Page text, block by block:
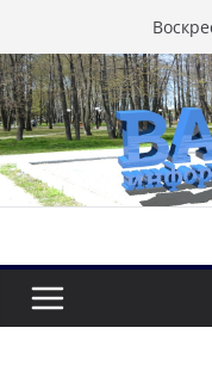
к
содержимому